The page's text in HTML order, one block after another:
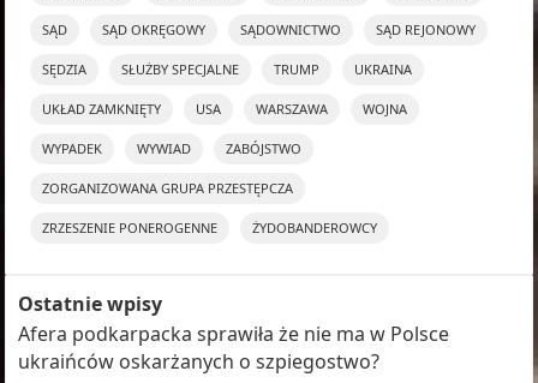
SĄD SĄD OKRĘGOWY SĄDOWNICTWO SĄD REJONOWY
SĘDZIA SŁUŻBY SPECJALNE TRUMP UKRAINA
UKŁAD ZAMKNIĘTY USA WARSZAWA WOJNA
WYPADEK WYWIAD ZABÓJSTWO
ZORGANIZOWANA GRUPA PRZESTĘPCZA
ZRZESZENIE PONEROGENNE ŻYDOBANDEROWCY
Ostatnie wpisy
Afera podkarpacka sprawiła że nie ma w Polsce
ukraińców oskarżanych o szpiegostwo?